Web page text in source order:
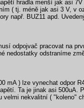
hradla menší jak asi
( tj. méně jak asi 3 V, v
např. BUZ11 apd.
odpojvač pracovat na
nedostatky odstraníme
mA ) lze vynechat odpor
Ta je jinak asi 500uA.
velmi nekvalitní ( "koleno"